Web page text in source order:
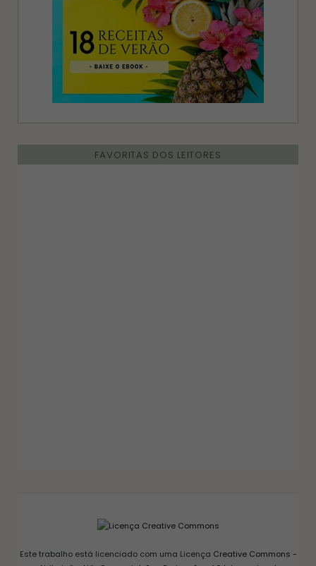
FAVORITAS DOS LEITORES
Este trabalho está licenciado com uma Licença Creative Commons -